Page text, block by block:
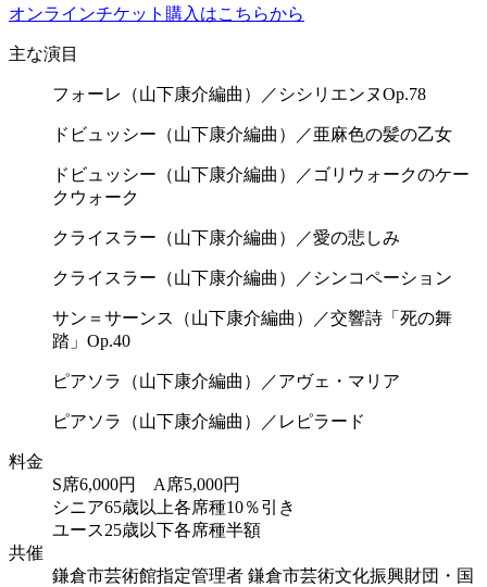
オンラインチケット購入はこちらから
主な演目
フォーレ（山下康介編曲）／シシリエンヌOp.78
ドビュッシー（山下康介編曲）／亜麻色の髪の乙女
ドビュッシー（山下康介編曲）／ゴリウォークのケー
クウォーク
クライスラー（山下康介編曲）／愛の悲しみ
クライスラー（山下康介編曲）／シンコペーション
サン＝サーンス（山下康介編曲）／交響詩「死の舞
踏」Op.40
ピアソラ（山下康介編曲）／アヴェ・マリア
ピアソラ（山下康介編曲）／レピラード
料金
S席6,000円 A席5,000円
シニア65歳以上各席種10％引き
ユース25歳以下各席種半額
共催
鎌倉市芸術館指定管理者 鎌倉市芸術文化振興財団・国